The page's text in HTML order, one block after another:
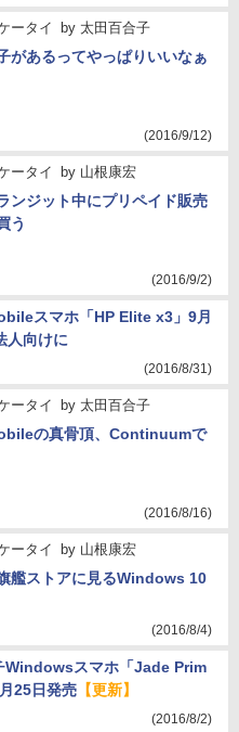
ータイ by 太田百合子
があるってやっぱりいいなぁ
(2016/9/12)
ータイ by 山根康宏
ンジット中にプリペイド販売
う
(2016/9/2)
スマホ「HP Elite x3」9月
人向けに
(2016/8/31)
ータイ by 太田百合子
の真骨頂、Continuumで
(2016/8/16)
ータイ by 山根康宏
艦ストアに見るWindows 10
(2016/8/4)
Windowsスマホ「Jade Prim
25日発売【更新】
(2016/8/2)